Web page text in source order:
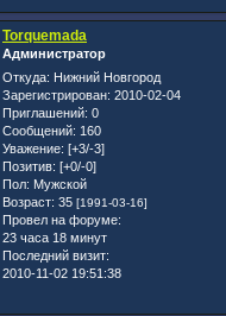
Torquemada
Администратор
Откуда: Нижний Новгород
Зарегистрирован: 2010-02-04
Приглашений: 0
Сообщений: 160
Уважение: [+3/-3]
Позитив: [+0/-0]
Пол: Мужской
Возраст: 35 [1991-03-16]
Провел на форуме:
23 часа 18 минут
Последний визит:
2010-11-02 19:51:38